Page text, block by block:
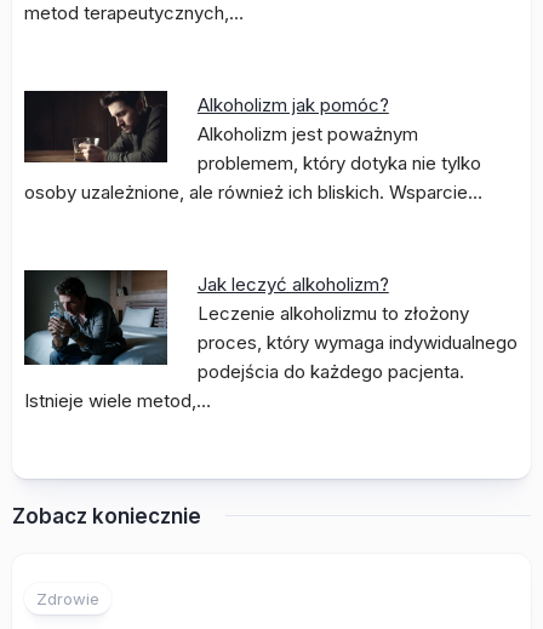
metod terapeutycznych,…
Alkoholizm jak pomóc?
Alkoholizm jest poważnym
problemem, który dotyka nie tylko
osoby uzależnione, ale również ich bliskich. Wsparcie…
Jak leczyć alkoholizm?
Leczenie alkoholizmu to złożony
proces, który wymaga indywidualnego
podejścia do każdego pacjenta.
Istnieje wiele metod,…
Zobacz koniecznie
Zdrowie